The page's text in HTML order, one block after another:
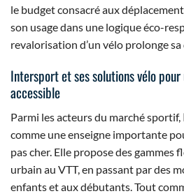
le budget consacré aux
son usage dans une logique éco-
revalorisation d’un vélo prolonge sa
Intersport et ses solutions vélo
accessible
Parmi les acteurs du marché sportif,
comme une enseigne importante
pas cher. Elle propose des gammes
urbain au VTT, en passant par des
enfants et aux débutants. Tout